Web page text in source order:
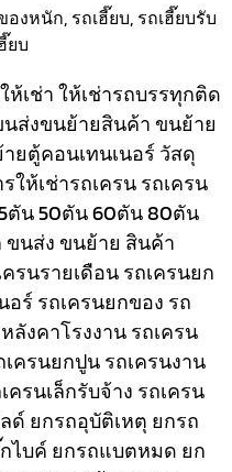
องหนัก, รถเฮี๊ยบ, รถเฮี๊ยบรับ
ยบ
ห้เช่า ให้เช่ารถบรรทุกติด
นส่งขนย้ายสินค้า ขนย้าย
ยตู้คอนเทนเนอร์ วัสดุ
ให้เช่ารถเครน รถเครน
ตัน 50ตัน 60ตัน 80ตัน
นส่ง ขนย้าย สินค้า
รนรายเดือน รถเครนยก
ร์ รถเครนยกของ รถ
ลังคาโรงงาน รถเครน
ครนยกปูน รถเครนงาน
ครนเล็กรับจ้าง รถเครน
ด์ ยกรถอุบัติเหตุ ยกรถ
ไบค์ ยกรถแบตหมด ยก